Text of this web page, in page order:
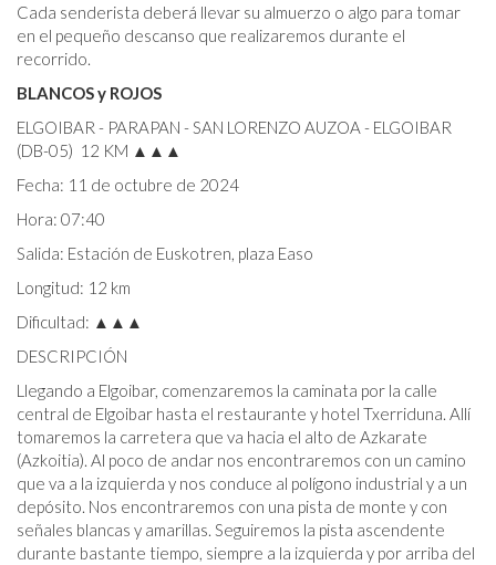
Cada senderista deberá llevar su almuerzo o algo para tomar
en el pequeño descanso que realizaremos durante el
recorrido.
BLANCOS y ROJOS
ELGOIBAR - PARAPAN - SAN LORENZO AUZOA - ELGOIBAR
(DB-05) 12 KM ▲▲▲
Fecha: 11 de octubre de 2024
Hora: 07:40
Salida: Estación de Euskotren, plaza Easo
Longitud: 12 km
Dificultad: ▲▲▲
DESCRIPCIÓN
Llegando a Elgoibar, comenzaremos la caminata por la calle
central de Elgoibar hasta el restaurante y hotel Txerriduna. Allí
tomaremos la carretera que va hacia el alto de Azkarate
(Azkoitia). Al poco de andar nos encontraremos con un camino
que va a la izquierda y nos conduce al polígono industrial y a un
depósito. Nos encontraremos con una pista de monte y con
señales blancas y amarillas. Seguiremos la pista ascendente
durante bastante tiempo, siempre a la izquierda y por arriba del